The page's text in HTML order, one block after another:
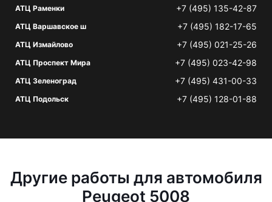
АТЦ Раменки +7 (495) 135-42-87
АТЦ Варшавское ш +7 (495) 182-17-65
АТЦ Измайлово +7 (495) 021-25-26
АТЦ Проспект Мира +7 (495) 023-42-98
АТЦ Зеленоград +7 (495) 431-00-33
АТЦ Подольск +7 (495) 128-01-88
Другие работы для автомобиля
Peugeot 5008